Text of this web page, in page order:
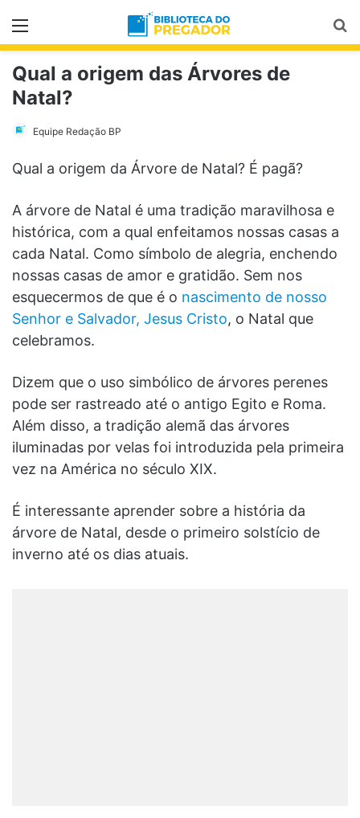
Menu
Qual a origem das Árvores de
Natal?
Equipe Redação BP
Qual a origem da Árvore de Natal? É pagã?
A árvore de Natal é uma tradição maravilhosa e
histórica, com a qual enfeitamos nossas casas a
cada Natal. Como símbolo de alegria, enchendo
nossas casas de amor e gratidão. Sem nos
esquecermos de que é o nascimento de nosso
Senhor e Salvador, Jesus Cristo, o Natal que
celebramos.
Dizem que o uso simbólico de árvores perenes
pode ser rastreado até o antigo Egito e Roma.
Além disso, a tradição alemã das árvores
iluminadas por velas foi introduzida pela primeira
vez na América no século XIX.
É interessante aprender sobre a história da
árvore de Natal, desde o primeiro solstício de
inverno até os dias atuais.